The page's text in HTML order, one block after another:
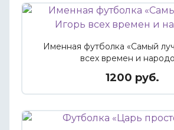
Именная футболка «Самый
всех времен и
1200 руб.